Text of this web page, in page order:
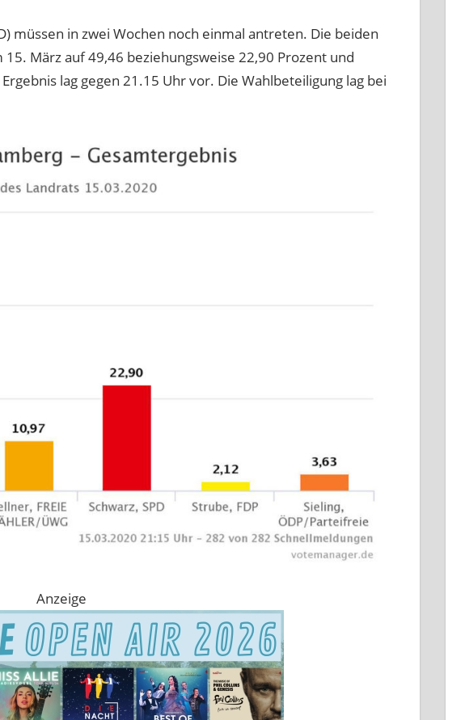
müssen in zwei Wochen noch einmal antreten. Die beiden
März auf 49,46 beziehungsweise 22,90 Prozent und
lag gegen 21.15 Uhr vor. Die Wahlbeteiligung lag bei
Anzeige